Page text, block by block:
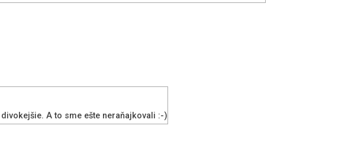
A to sme ešte neraňajkovali :-)